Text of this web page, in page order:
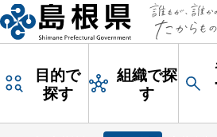
目的で
探す
組織で探
す